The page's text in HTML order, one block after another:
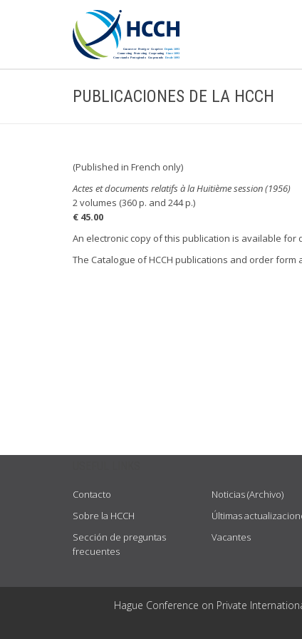
PUBLICACIONES DE LA HCCH
(Published in French only)
Actes et documents relatifs à la Huitième session (1956)
2 volumes (360 p. and 244 p.)
€ 45.00
An electronic copy of this publication is available for
The Catalogue of HCCH publications and order form
Contacto
Sobre la HCCH
Sección de preguntas
frecuentes
Noticias (Archivo)
Últimas
Vacantes
Hague Conference on Private